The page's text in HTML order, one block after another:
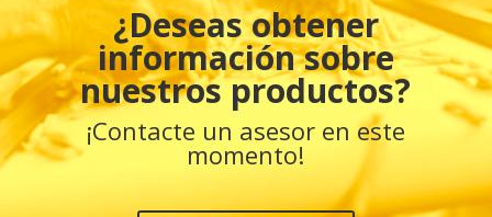
¿Deseas obtener
información sobre
nuestros productos?
¡Contacte un asesor en este
momento!